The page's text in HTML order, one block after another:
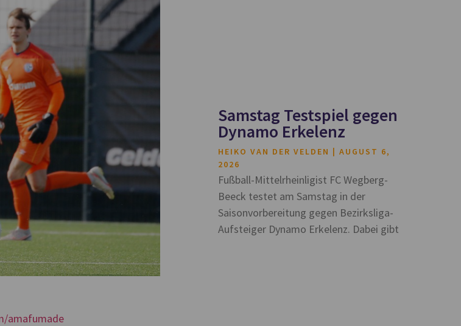
amafumade
Samstag Testspiel gegen
Dynamo Erkelenz
HEIKO VAN DER VELDEN
AUGUST 6,
2026
Fußball-Mittelrheinligist FC Wegberg-
Beeck testet am Samstag in der
Saisonvorbereitung gegen Bezirksliga-
Aufsteiger Dynamo Erkelenz. Dabei gibt